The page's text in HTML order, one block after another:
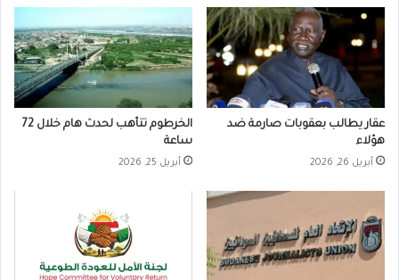
عقار يطالب بعقوبات صارمة ضد
هؤلاء
أبريل 26, 2026
الخرطوم تتأهب لحدث هام خلال 72
ساعة
أبريل 25, 2026